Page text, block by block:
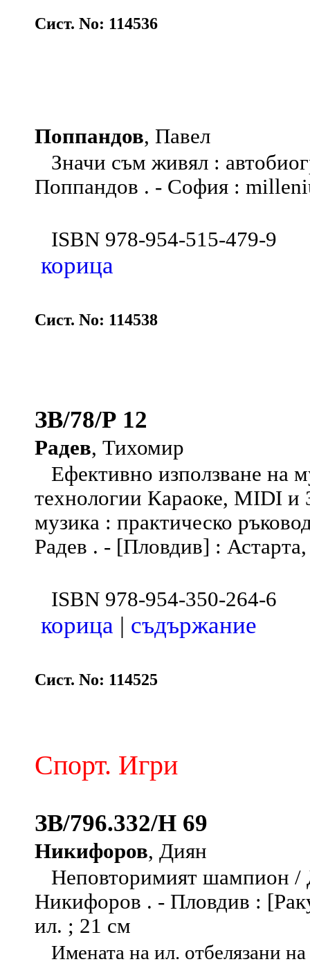
Сист. No: 114536
Поппандов, Павел
Значи съм живял :
Поппандов . - София :
ISBN 978-954-515-479-9
корица
Сист. No: 114538
ЗВ/78/Р 12
Радев, Тихомир
Ефективно използване на
технологии Караоке, MIDI и
музика : практическо
Радев . - [Пловдив] :
ISBN 978-954-350-264-6
корица | съдържание
Сист. No: 114525
Спорт. Игри
ЗВ/796.332/Н 69
Никифоров, Диян
Неповторимият шампион /
Никифоров . - Пловдив :
ил. ; 21 см
Имената на ил. отбелязани